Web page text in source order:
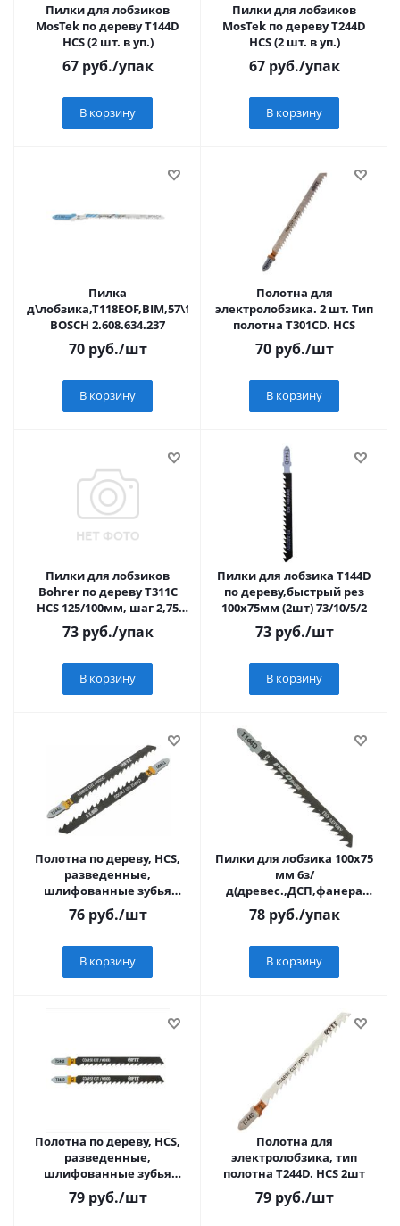
Пилки для лобзиков
MosTek по дереву Т144D
HCS (2 шт. в уп.)
67руб./упак
В корзину
Пилки для лобзиков
MosTek по дереву Т244D
HCS (2 шт. в уп.)
67руб./упак
В корзину
Пилка
д\лобзика,Т118EOF,BIM,57\1,5мм,рез-4мм,крив\пропил
BOSCH 2.608.634.237
70руб./шт
В корзину
Полотна для
электролобзика. 2 шт. Тип
полотна T301CD. HCS
70руб./шт
В корзину
Пилки для лобзиков
Bohrer по дереву Т311C
HCS 125/100мм, шаг 2,75
мм
73руб./упак
В корзину
Пилки для лобзика Т144D
по дереву,быстрый рез
100х75мм (2шт) 73/10/5/2
73руб./шт
В корзину
Полотна по дереву, HCS,
разведенные,
шлифованные зубья
100/74/4 мм (T144DP), 2 шт.
76руб./шт
В корзину
Пилки для лобзика 100x75
мм 6з/
д(древес.,ДСП,фанера
h=8-60мм) быстр.
распил.T144D 2шт/карта
78руб./упак
В корзину
Полотна по дереву, HCS,
разведенные,
шлифованные зубья
100/74/4,2 мм (Т144D), 2 шт.
ФИТ
79руб./шт
Полотна для
электролобзика, тип
полотна Т244D. HCS 2шт
79руб./шт